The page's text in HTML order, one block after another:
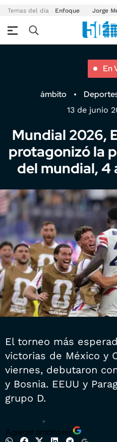
Temas del día Enfoque Jorge
En
ámbito
13 de junio
Mundial 2026,
protagonizó la
del mundial, 4
El torneo más
victorias de México y
viernes, debutaron
y Bosnia. EEUU y
grupo D.
+
Agregar ámbito en